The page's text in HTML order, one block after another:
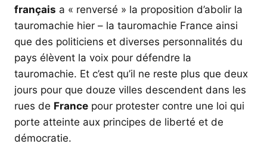
français a « renversé » la proposition d’abolir la
tauromachie hier – la tauromachie France ainsi
que des politiciens et diverses personnalités du
pays élèvent la voix pour défendre la
tauromachie. Et c’est qu’il ne reste plus que deux
jours pour que douze villes descendent dans les
rues de France pour protester contre une loi qui
porte atteinte aux principes de liberté et de
démocratie.